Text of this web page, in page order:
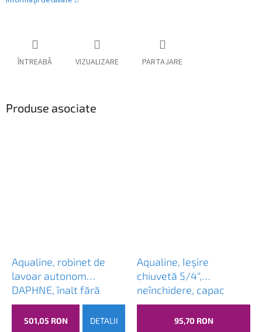
ÎNTREABĂ VIZUALIZARE PARTAJARE
Produse asociate
Aqualine, robinet de
lavoar autonom
DAPHNE, înalt fără
priză, gura prelungită,
crom, DH601
501,05 RON DETALII
Aqualine, Ieșire
chiuvetă 5/4",
neînchidere, capac
mare, grosime 10-50
mm, crom, TF6001
95,70 RON